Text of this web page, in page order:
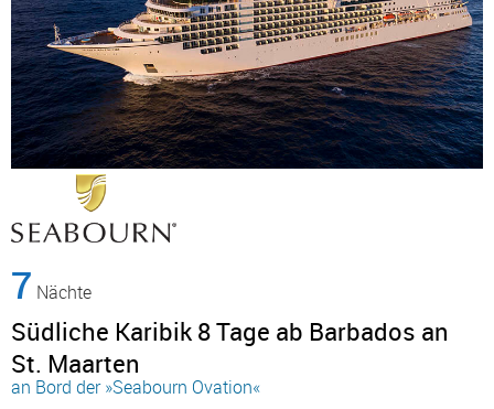
7 Nächte
Südliche Karibik 8 Tage ab Barbados an
St. Maarten
an Bord der »Seabourn Ovation«